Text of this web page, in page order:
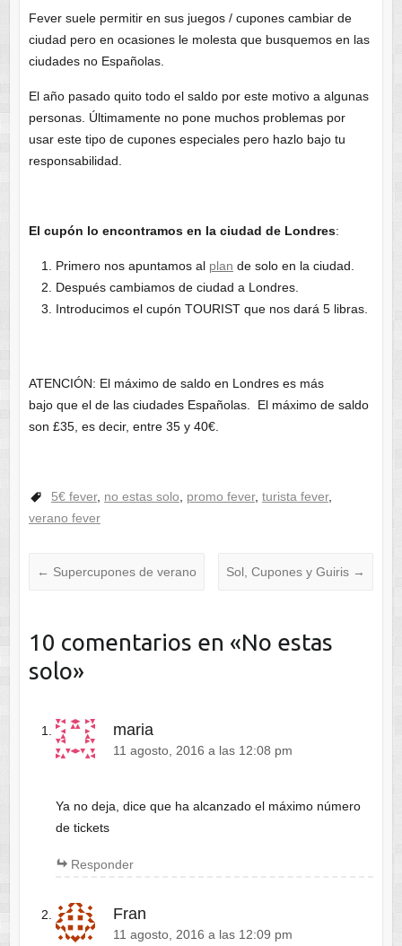
Fever suele permitir en sus juegos / cupones cambiar de
ciudad pero en ocasiones le molesta que busquemos en las
ciudades no Españolas.
El año pasado quito todo el saldo por este motivo a algunas
personas. Últimamente no pone muchos problemas por
usar este tipo de cupones especiales pero hazlo bajo tu
responsabilidad.
El cupón lo encontramos en la ciudad de Londres:
Primero nos apuntamos al plan de solo en la ciudad.
Después cambiamos de ciudad a Londres.
Introducimos el cupón TOURIST que nos dará 5 libras.
ATENCIÓN: El máximo de saldo en Londres es más
bajo que el de las ciudades Españolas. El máximo de saldo
son £35, es decir, entre 35 y 40€.
5€ fever, no estas solo promo fever, turista fever,
verano fever
← Supercupones de verano Sol, Cupones y Guiris →
10 comentarios en «No estas
solo»
maria
11 agosto, 2016 a las 12:08 pm
Ya no deja, dice que ha alcanzado el máximo número
de tickets
Responder
Fran
11 agosto, 2016 a las 12:09 pm